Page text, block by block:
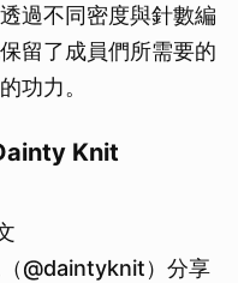
過不同密度與針數編
留了成員們所需要的
功力。
Knit
@daintyknit）分享